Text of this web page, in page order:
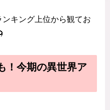
キング上位から観てお
！今期の異世界ア